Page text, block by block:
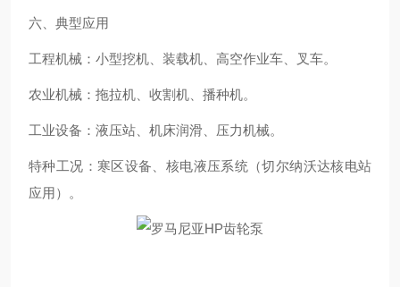
六、典型应用
工程机械：小型挖机、装载机、高空作业车、叉车。
农业机械：拖拉机、收割机、播种机。
工业设备：液压站、机床润滑、压力机械。
特种工况：寒区设备、核电液压系统（切尔纳沃达核电站
应用）。